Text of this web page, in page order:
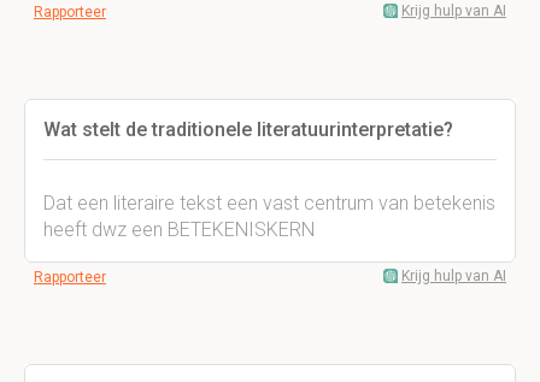
Rapporteer Krijg hulp van AI
Wat stelt de traditionele literatuurinterpretatie?
Dat een literaire tekst een vast centrum van betekenis
heeft dwz een BETEKENISKERN
Rapporteer Krijg hulp van AI